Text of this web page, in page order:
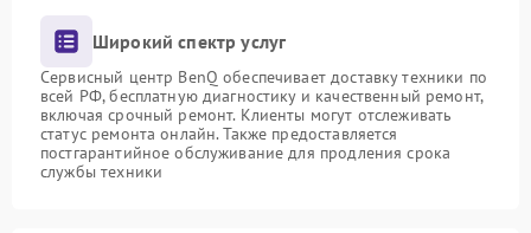
Широкий спектр услуг
Сервисный центр BenQ обеспечивает доставку техники по
всей РФ, бесплатную диагностику и качественный ремонт,
включая срочный ремонт. Клиенты могут отслеживать
статус ремонта онлайн. Также предоставляется
постгарантийное обслуживание для продления срока
службы техники